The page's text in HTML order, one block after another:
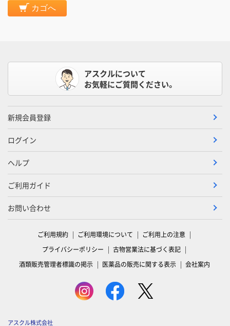
カゴへ
アスクルについて
お気軽にご質問ください。
新規会員登録
ログイン
ヘルプ
ご利用ガイド
お問い合わせ
ご利用規約 ご利用環境について
ご利用上の注意
プライバシーポリシー
古物営業法に基づく表記
酒類販売管理者標識の掲示
医薬品の販売に関する表示 会社案内
アスクル株式会社